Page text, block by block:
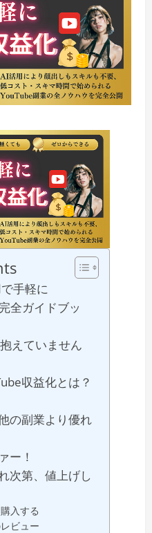
手軽に
全ガイドブッ
えていません
収益化とは？
の副業より優れ
ー！
次第、値上げし
入する
ビュー